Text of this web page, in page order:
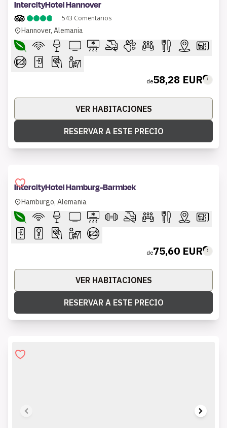
IntercityHotel Hannover
543 Comentarios
Hannover, Alemania
de58,28 EUR
VER HABITACIONES
RESERVAR A ESTE PRECIO
IntercityHotel Hamburg-Barmbek
Hamburgo, Alemania
de75,60 EUR
VER HABITACIONES
RESERVAR A ESTE PRECIO